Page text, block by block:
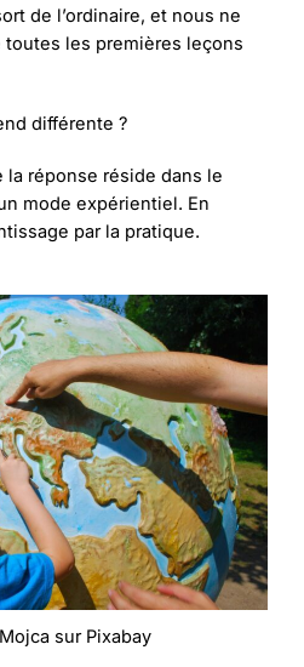
de l’ordinaire, et nous ne
les premières leçons
différente ?
la réponse réside dans le
mode expérientiel. En
par la pratique.
sur Pixabay